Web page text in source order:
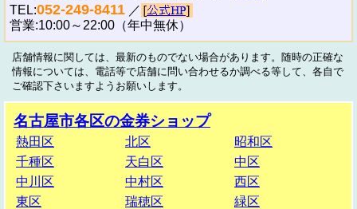
TEL:052-249-8411 ／
営業:10:00～22:00（年中無休）
店舗情報に関しては、最新のものでない場合があります。随時の正確な
情報については、電話等で店舗に問い合わせるか調べる等して、各自で
ご確認下さいますようお願いします。
名古屋市各区の金券ショップ
熱田区 北区
昭和区
千種区
天白区
中区
中川区
中村区
西区
東区
瑞穂区
緑区